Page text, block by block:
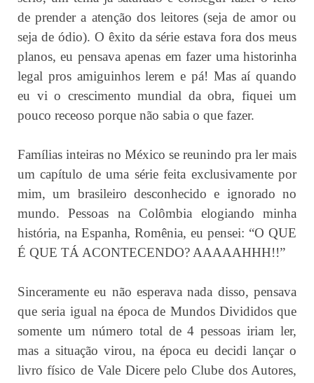
de prender a atenção dos leitores (seja de amor ou
seja de ódio). O êxito da série estava fora dos meus
planos, eu pensava apenas em fazer uma historinha
legal pros amiguinhos lerem e pá! Mas aí quando
eu vi o crescimento mundial da obra, fiquei um
pouco receoso porque não sabia o que fazer.
Famílias inteiras no México se reunindo pra ler mais
um capítulo de uma série feita exclusivamente por
mim, um brasileiro desconhecido e ignorado no
mundo. Pessoas na Colômbia elogiando minha
história, na Espanha, Romênia, eu pensei: “O QUE
É QUE TÁ ACONTECENDO? AAAAAHHH!!”
Sinceramente eu não esperava nada disso, pensava
que seria igual na época de Mundos Divididos que
somente um número total de 4 pessoas iriam ler,
mas a situação virou, na época eu decidi lançar o
livro físico de Vale Dicere pelo Clube dos Autores,